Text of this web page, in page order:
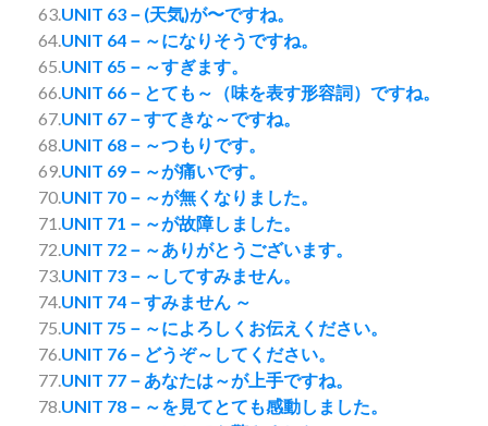
63.UNIT 63－(天気)が〜ですね。
64.UNIT 64－～になりそうですね。
65.UNIT 65－～すぎます。
66.UNIT 66－とても～（味を表す形容詞）ですね。
67.UNIT 67－すてきな～ですね。
68.UNIT 68－～つもりです。
69.UNIT 69－～が痛いです。
70.UNIT 70－～が無くなりました。
71.UNIT 71－～が故障しました。
72.UNIT 72－～ありがとうございます。
73.UNIT 73－～してすみません。
74.UNIT 74－すみません ～
75.UNIT 75－～によろしくお伝えください。
76.UNIT 76－どうぞ～してください。
77.UNIT 77－あなたは～が上手ですね。
78.UNIT 78－～を見てとても感動しました。